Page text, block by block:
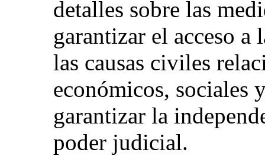
detalles sobre las
garantizar el acceso a
las causas civiles
económicos, sociales
garantizar la
poder judicial.